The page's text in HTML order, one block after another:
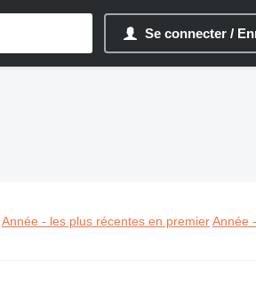
Se connecter /
Année - les plus récentes en premier Année